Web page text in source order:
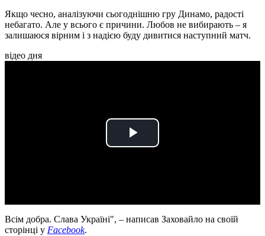
Якщо чесно, аналізуючи сьогоднішню гру Динамо, радості
небагато. Але у всього є причини. Любов не вибирають – я
залишаюся вірним і з надією буду дивитися наступний матч.
відео дня
Play
Всім добра. Слава Україні", – написав Заховайло на своїй
сторінці у Facebook.